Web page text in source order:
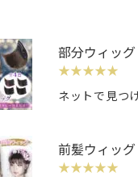
部分ウィッ
★★★★★
ネットで見つ
前髪ウィッ
★★★★★